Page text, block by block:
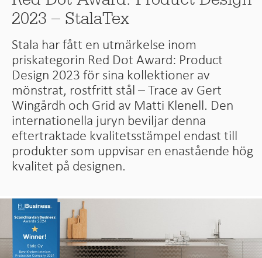
2023 – StalaTex
Stala har fått en utmärkelse inom
priskategorin Red Dot Award: Product
Design 2023 för sina kollektioner av
mönstrat, rostfritt stål – Trace av Gert
Wingårdh och Grid av Matti Klenell. Den
internationella juryn beviljar denna
eftertraktade kvalitetsstämpel endast till
produkter som uppvisar en enastående hög
kvalitet på designen.